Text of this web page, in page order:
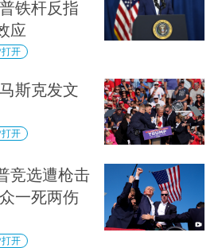
铁杆反指
应
开
斯克发文
开
竞选遭枪击
一死两伤
开